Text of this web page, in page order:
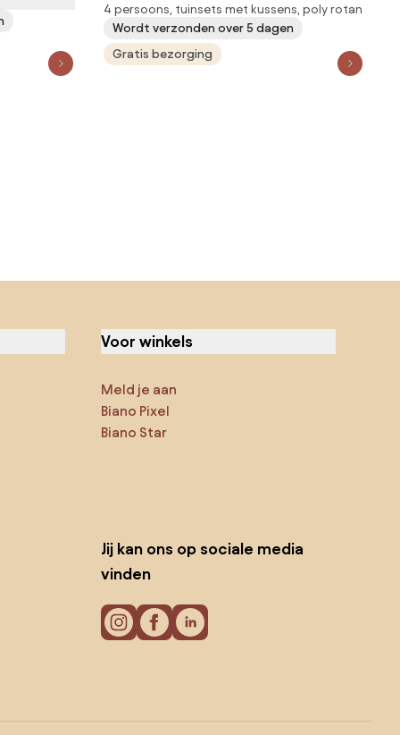
Point
4 persoons, tuinsets met kussens, poly rotan
Wordt verzonden over 5 dagen
Gratis bezorging
Voor winkels
Meld je aan
Biano Pixel
Biano Star
Jij kan ons op sociale media
vinden